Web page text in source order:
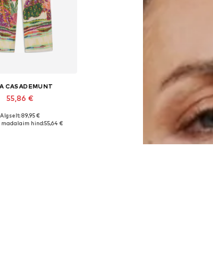
CASADEMUNT
55,86 €
Algselt: 89,95 €
hind:55,64 €